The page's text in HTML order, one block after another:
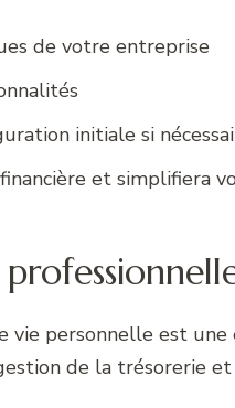
de votre entreprise
initiale si
et simplifiera
vie personnelle est
de la trésorerie